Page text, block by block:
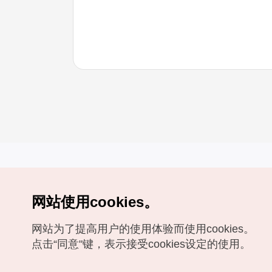
如有相关疑问或建议，欢迎来信。VISITKOREA官方邮箱
chnsim@knto.or.kr
网站使用cookies。
网站为了提高用户的使用体验而使用cookies。
点击“同意"键，表示接受cookies设定的使用。